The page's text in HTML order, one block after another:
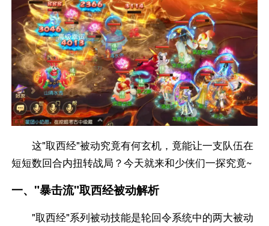
这"取西经"被动究竟有何玄机，竟能让一支队伍在
短短数回合内扭转战局？今天就来和少侠们一探究竟~
一、"暴击流"取西经被动解析
"取西经"系列被动技能是轮回令系统中的两大被动